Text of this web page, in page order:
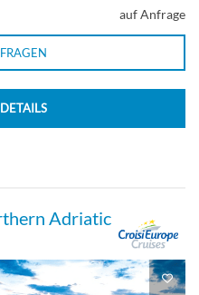
auf Anfrage
Adriatic